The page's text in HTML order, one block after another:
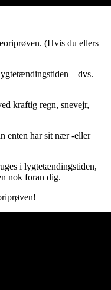
(Hvis du ellers
– dvs.
kraftig regn, snevejr,
enten har sit nær -eller
i lygtetændingstiden,
nok foran dig.